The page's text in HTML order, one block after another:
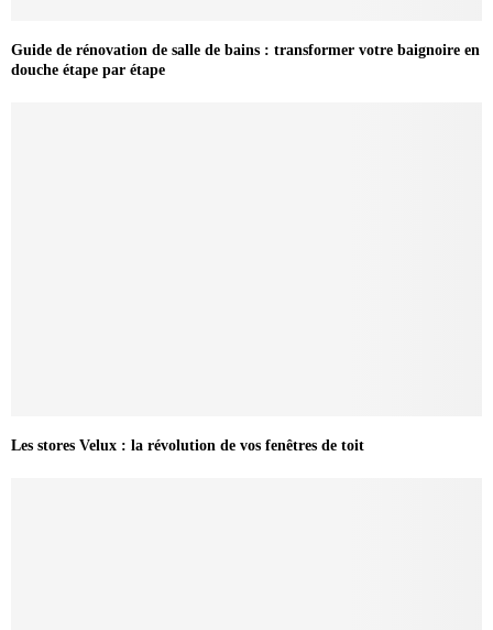
Guide de rénovation de salle de bains : transformer votre baignoire en
douche étape par étape
Les stores Velux : la révolution de vos fenêtres de toit